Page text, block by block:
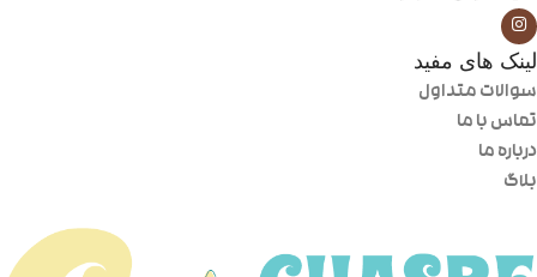
لینک های مفید
سوالات متداول
تماس با ما
درباره ما
بلاگ